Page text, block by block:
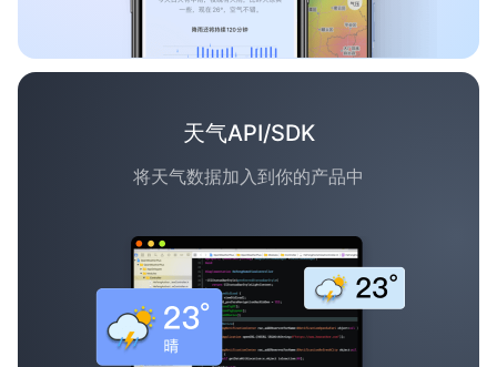
天气API/SDK
将天气数据加入到你的产品中